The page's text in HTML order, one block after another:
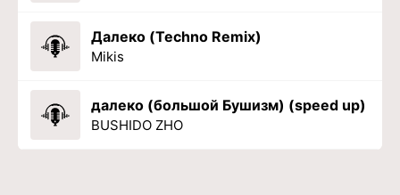
Далеко (Techno Remix)
Mikis
далеко (большой Бушизм) (speed up)
BUSHIDO ZHO